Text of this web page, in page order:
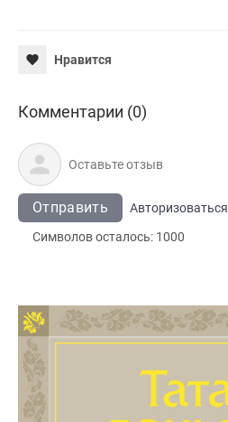
Нравится
Комментарии (0)
Отправить
Авторизоваться
Символов осталось: 1000